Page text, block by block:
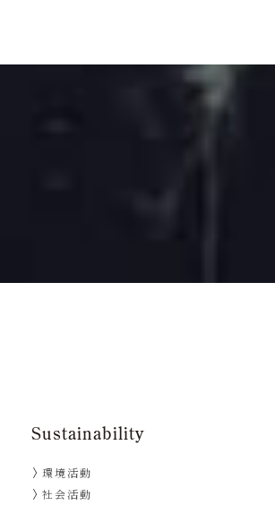
Sustainability
環境活動
社会活動